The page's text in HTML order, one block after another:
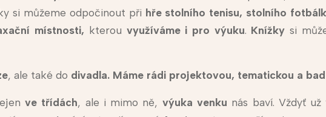
si můžeme odpočinout při hře stolního tenisu, stolního
místnosti, kterou využíváme i pro výuku. Knížky si
, ale také do divadla. Máme rádi projektovou, tematickou a
ve třídách, ale i mimo ně, výuka venku nás baví. Vždyť